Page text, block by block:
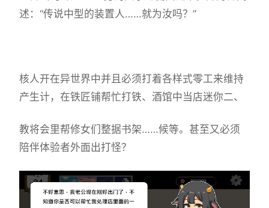
述：“传说中型的装置人……就为汝吗？”
核人开在异世界中并且必须打着各样式零工来维持
产生计，在铁匠铺帮忙打铁、酒馆中当店迷你二、
教将会里帮修女们整据书架……候等。甚至又必须
陪伴体验者外面出打怪？